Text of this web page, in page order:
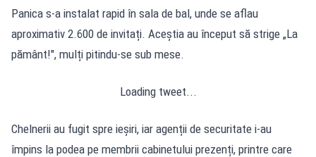
Panica s-a instalat rapid în sala de bal, unde se aflau
aproximativ 2.600 de invitați. Aceștia au început să strige „La
pământ!", mulți pitindu-se sub mese.
Loading tweet...
Chelnerii au fugit spre ieșiri, iar agenții de securitate i-au
împins la podea pe membrii cabinetului prezenți, printre care